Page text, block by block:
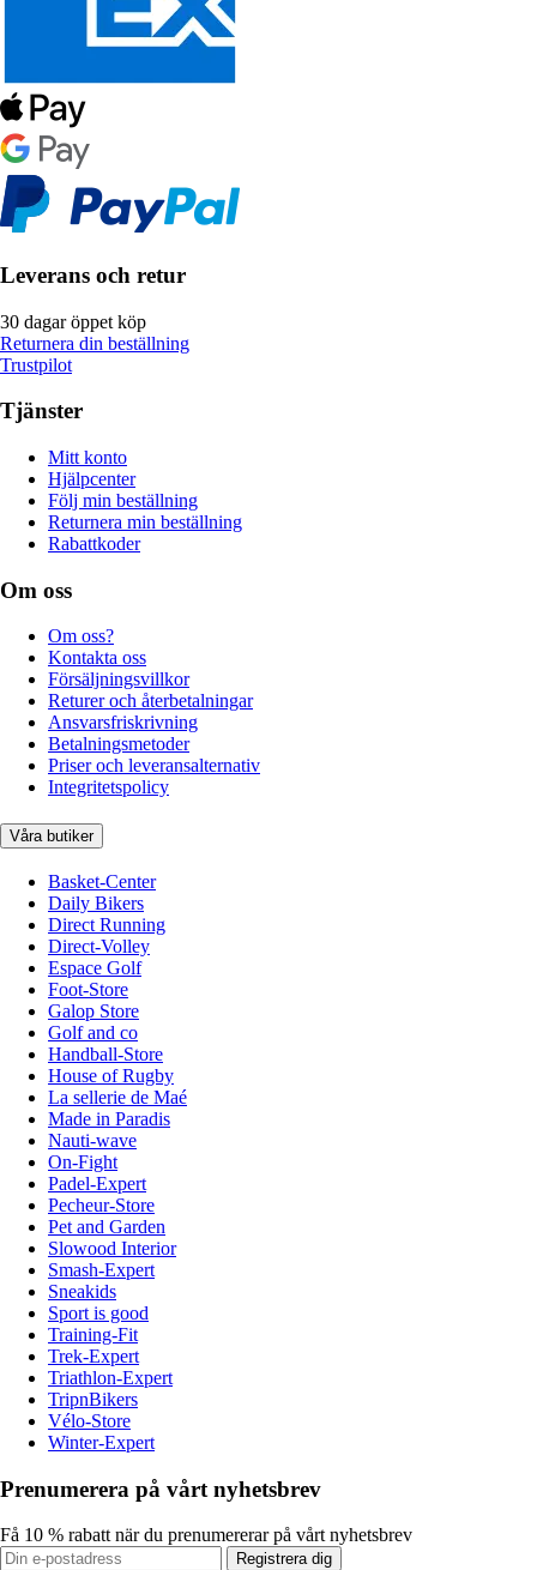
Leverans och retur
30 dagar öppet köp
Returnera din beställning
Trustpilot
Tjänster
Mitt konto
Hjälpcenter
Följ min beställning
Returnera min beställning
Rabattkoder
Om oss
Om oss?
Kontakta oss
Försäljningsvillkor
Returer och återbetalningar
Ansvarsfriskrivning
Betalningsmetoder
Priser och leveransalternativ
Integritetspolicy
Våra butiker
Basket-Center
Daily Bikers
Direct Running
Direct-Volley
Espace Golf
Foot-Store
Galop Store
Golf and co
Handball-Store
House of Rugby
La sellerie de Maé
Made in Paradis
Nauti-wave
On-Fight
Padel-Expert
Pecheur-Store
Pet and Garden
Slowood Interior
Smash-Expert
Sneakids
Sport is good
Training-Fit
Trek-Expert
Triathlon-Expert
TripnBikers
Vélo-Store
Winter-Expert
Prenumerera på vårt nyhetsbrev
Få 10 % rabatt när du prenumererar på vårt nyhetsbrev
Registrera dig